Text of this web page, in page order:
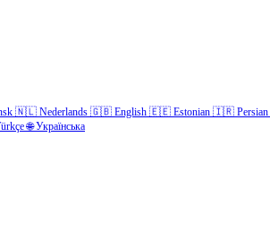
🇳🇱 Nederlands 🇬🇧 English 🇪🇪 Estonian 🇮🇷 Persian
🌐 Українська